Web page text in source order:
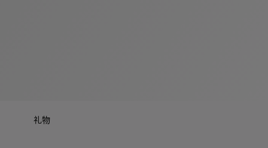
礼物